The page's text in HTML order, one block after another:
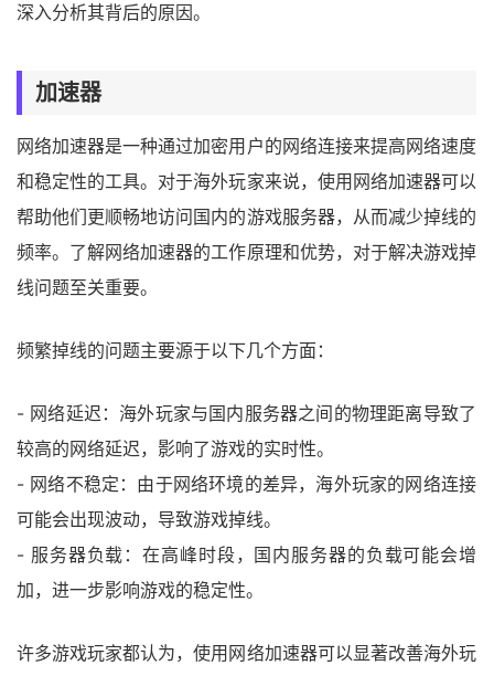
深入分析其背后的原因。
加速器
网络加速器是一种通过加密用户的网络连接来提高网络速度
和稳定性的工具。对于海外玩家来说，使用网络加速器可以
帮助他们更顺畅地访问国内的游戏服务器，从而减少掉线的
频率。了解网络加速器的工作原理和优势，对于解决游戏掉
线问题至关重要。
频繁掉线的问题主要源于以下几个方面：
- 网络延迟：海外玩家与国内服务器之间的物理距离导致了
较高的网络延迟，影响了游戏的实时性。
- 网络不稳定：由于网络环境的差异，海外玩家的网络连接
可能会出现波动，导致游戏掉线。
- 服务器负载：在高峰时段，国内服务器的负载可能会增
加，进一步影响游戏的稳定性。
许多游戏玩家都认为，使用网络加速器可以显著改善海外玩